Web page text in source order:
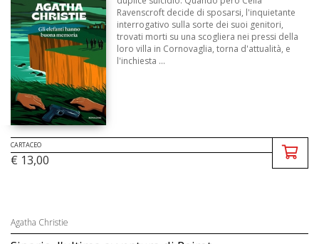
Ravenscroft decide di sposarsi, l'inquietante
interrogativo sulla sorte dei suoi genitori,
trovati morti su una scogliera nei pressi della
loro villa in Cornovaglia, torna d'attualità, e
l'inchiesta ...
CARTACEO
€ 13,00
Agatha Christie